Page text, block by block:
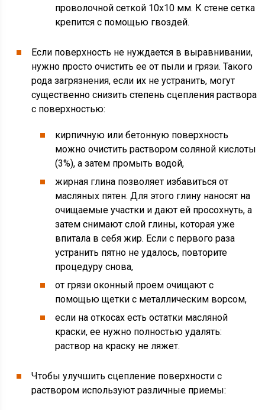
проволочной сеткой 10х10 мм. К стене сетка
крепится с помощью гвоздей.
Если поверхность не нуждается в выравнивании,
нужно просто очистить ее от пыли и грязи. Такого
рода загрязнения, если их не устранить, могут
существенно снизить степень сцепления раствора
с поверхностью:
кирпичную или бетонную поверхность
можно очистить раствором соляной кислоты
(3%), а затем промыть водой,
жирная глина позволяет избавиться от
масляных пятен. Для этого глину наносят на
очищаемые участки и дают ей просохнуть, а
затем снимают слой глины, которая уже
впитала в себя жир. Если с первого раза
устранить пятно не удалось, повторите
процедуру снова,
от грязи оконный проем очищают с
помощью щетки с металлическим ворсом,
если на откосах есть остатки масляной
краски, ее нужно полностью удалять:
раствор на краску не ляжет.
Чтобы улучшить сцепление поверхности с
раствором используют различные приемы: